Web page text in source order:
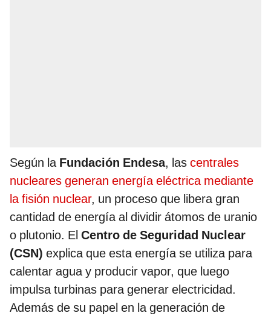
Según la Fundación Endesa, las centrales
nucleares generan energía eléctrica mediante
la fisión nuclear, un proceso que libera gran
cantidad de energía al dividir átomos de uranio
o plutonio. El Centro de Seguridad Nuclear
(CSN) explica que esta energía se utiliza para
calentar agua y producir vapor, que luego
impulsa turbinas para generar electricidad.
Además de su papel en la generación de